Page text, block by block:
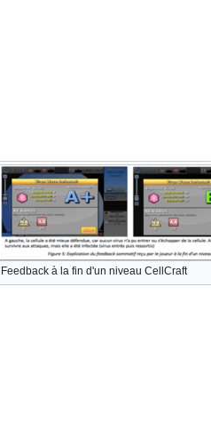
Feedback à la fin d'un niveau CellCraft